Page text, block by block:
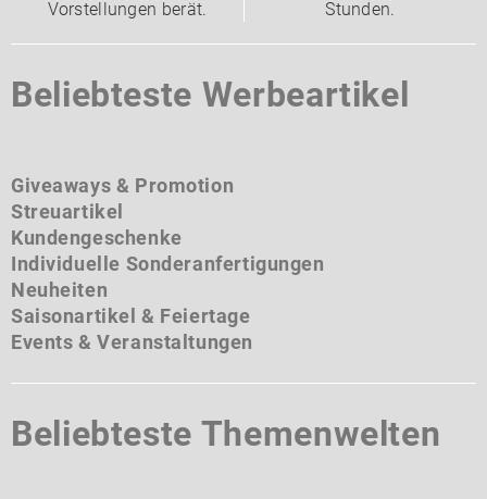
Vorstellungen berät.
Stunden.
Beliebteste Werbeartikel
Giveaways & Promotion
Streuartikel
Kundengeschenke
Individuelle Sonderanfertigungen
Neuheiten
Saisonartikel & Feiertage
Events & Veranstaltungen
Beliebteste Themenwelten